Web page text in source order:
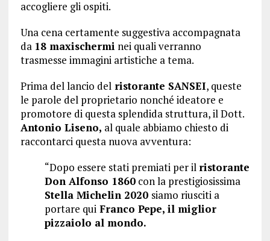
accogliere gli ospiti.
Una cena certamente suggestiva accompagnata
da 18 maxischermi nei quali verranno
trasmesse immagini artistiche a tema.
Prima del lancio delristorante SANSEI, queste
le parole del proprietario nonché ideatore e
promotore di questa splendida struttura, il Dott.
Antonio Liseno, al quale abbiamo chiesto di
raccontarci questa nuova avventura:
“Dopo essere stati premiati per il ristorante
Don Alfonso 1860con la prestigiosissima
Stella Michelin 2020 siamo riusciti a
portare quiFranco Pepe, il miglior
pizzaiolo al mondo.